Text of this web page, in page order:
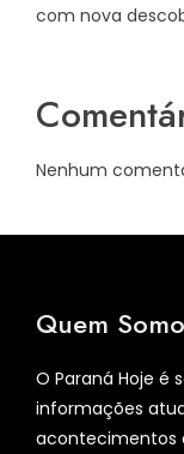
com nova
Nenhum
Quem
O Paraná Hoje é
informações
acontecimentos